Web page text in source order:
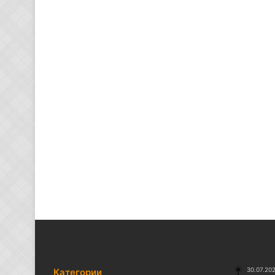
Категории